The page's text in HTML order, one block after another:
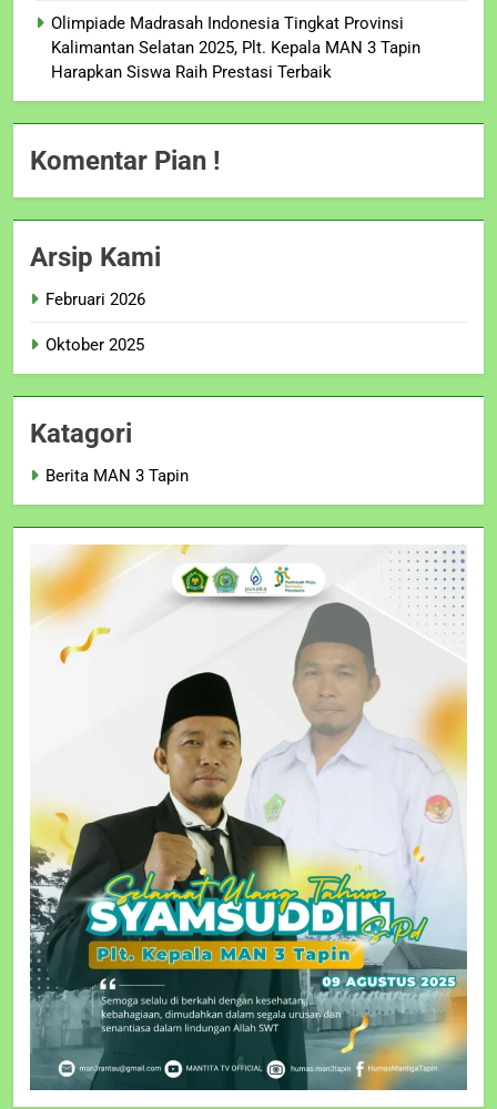
Olimpiade Madrasah Indonesia Tingkat Provinsi
Kalimantan Selatan 2025, Plt. Kepala MAN 3 Tapin
Harapkan Siswa Raih Prestasi Terbaik
Komentar Pian !
Arsip Kami
Februari 2026
Oktober 2025
Katagori
Berita MAN 3 Tapin